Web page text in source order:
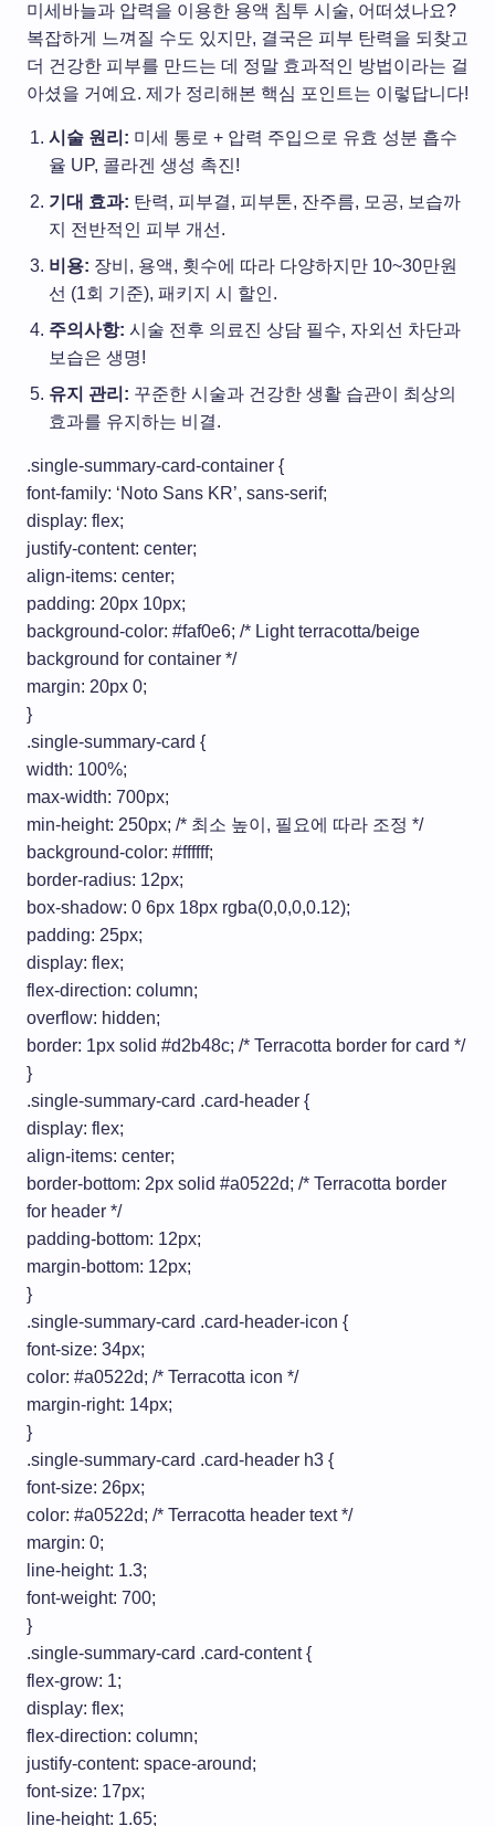
미세바늘과 압력을 이용한 용액 침투 시술, 어떠셨나요?
복잡하게 느껴질 수도 있지만, 결국은 피부 탄력을 되찾고
더 건강한 피부를 만드는 데 정말 효과적인 방법이라는 걸
아셨을 거예요. 제가 정리해본 핵심 포인트는 이렇답니다!
시술 원리: 미세 통로 + 압력 주입으로 유효 성분 흡수
율 UP, 콜라겐 생성 촉진!
기대 효과: 탄력, 피부결, 피부톤, 잔주름, 모공, 보습까
지 전반적인 피부 개선.
비용: 장비, 용액, 횟수에 따라 다양하지만 10~30만원
선 (1회 기준), 패키지 시 할인.
주의사항: 시술 전후 의료진 상담 필수, 자외선 차단과
보습은 생명!
유지 관리: 꾸준한 시술과 건강한 생활 습관이 최상의
효과를 유지하는 비결.
.single-summary-card-container {
font-family: ‘Noto Sans KR’, sans-serif;
display: flex;
justify-content: center;
align-items: center;
padding: 20px 10px;
background-color: #faf0e6; /* Light terracotta/beige
background for container */
margin: 20px 0;
}
.single-summary-card {
width: 100%;
max-width: 700px;
min-height: 250px; /* 최소 높이, 필요에 따라 조정 */
background-color: #ffffff;
border-radius: 12px;
box-shadow: 0 6px 18px rgba(0,0,0,0.12);
padding: 25px;
display: flex;
flex-direction: column;
overflow: hidden;
border: 1px solid #d2b48c; /* Terracotta border for card */
}
.single-summary-card .card-header {
display: flex;
align-items: center;
border-bottom: 2px solid #a0522d; /* Terracotta border
for header */
padding-bottom: 12px;
margin-bottom: 12px;
}
.single-summary-card .card-header-icon {
font-size: 34px;
color: #a0522d; /* Terracotta icon */
margin-right: 14px;
}
.single-summary-card .card-header h3 {
font-size: 26px;
color: #a0522d; /* Terracotta header text */
margin: 0;
line-height: 1.3;
font-weight: 700;
}
.single-summary-card .card-content {
flex-grow: 1;
display: flex;
flex-direction: column;
justify-content: space-around;
font-size: 17px;
line-height: 1.65;